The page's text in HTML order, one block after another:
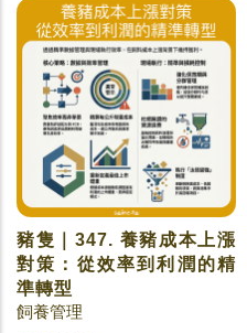
豬隻｜347. 養豬成本上漲
對策：從效率到利潤的精
準轉型
飼養管理